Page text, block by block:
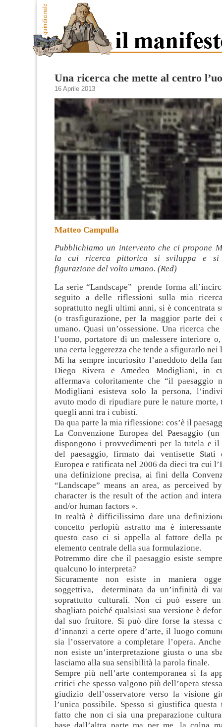
Una ricerca che mette al centro
16 Aprile 2013
Matteo Campulla
Pubblichiamo un intervento che ci propone
la cui ricerca pittorica si sviluppa e si
figurazione del volto umano. (Red)
La serie “Landscape” prende forma
seguito a delle riflessioni sulla mia
soprattutto negli ultimi anni, si è concentrata
(o trasfigurazione, per la maggior parte
umano. Quasi un’ossessione. Una ricerca
l’uomo, portatore di un malessere interiore
una certa leggerezza che tende a sfigurarlo nei
Mi ha sempre incuriosito l’aneddoto della
Diego Rivera e Amedeo Modigliani, in
affermava coloritamente che “il paesaggio
Modigliani esisteva solo la persona,
avuto modo di ripudiare pure le nature
quegli anni tra i cubisti.
Da qua parte la mia riflessione: cos’è il
La Convenzione Europea del Paesaggio
dispongono i provvedimenti per la tutela e il
del paesaggio, firmato dai ventisette Stati
Europea e ratificata nel 2006 da dieci tra cui
una definizione precisa, ai fini della
“Landscape” means an area, as perceived
character is the result of the action and
and/or human factors ».
In realtà è difficilissimo dare una
concetto perlopiù astratto ma è
questo caso ci si appella al fattore della
elemento centrale della sua formulazione.
Potremmo dire che il paesaggio esiste
qualcuno lo interpreta?
Sicuramente non esiste in maniera
soggettiva, determinata da un’infinità di
soprattutto culturali. Non ci può essere
sbagliata poiché qualsiasi sua versione è
dal suo fruitore. Si può dire forse la stessa
d’innanzi a certe opere d’arte, il luogo
sia l’osservatore a completare l’opera.
non esiste un’interpretazione giusta o una
lasciamo alla sua sensibilità la parola finale.
Sempre più nell’arte contemporanea si fa
critici che spesso valgono più dell’opera
giudizio dell’osservatore verso la visione
l’unica possibile. Spesso si giustifica questa
fatto che non ci sia una preparazione